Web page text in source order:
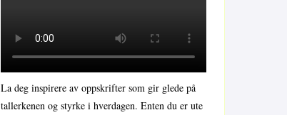
La deg inspirere av oppskrifter som gir glede på
tallerkenen og styrke i hverdagen. Enten du er ute